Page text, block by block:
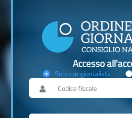
Accesso
Sono un giornalista